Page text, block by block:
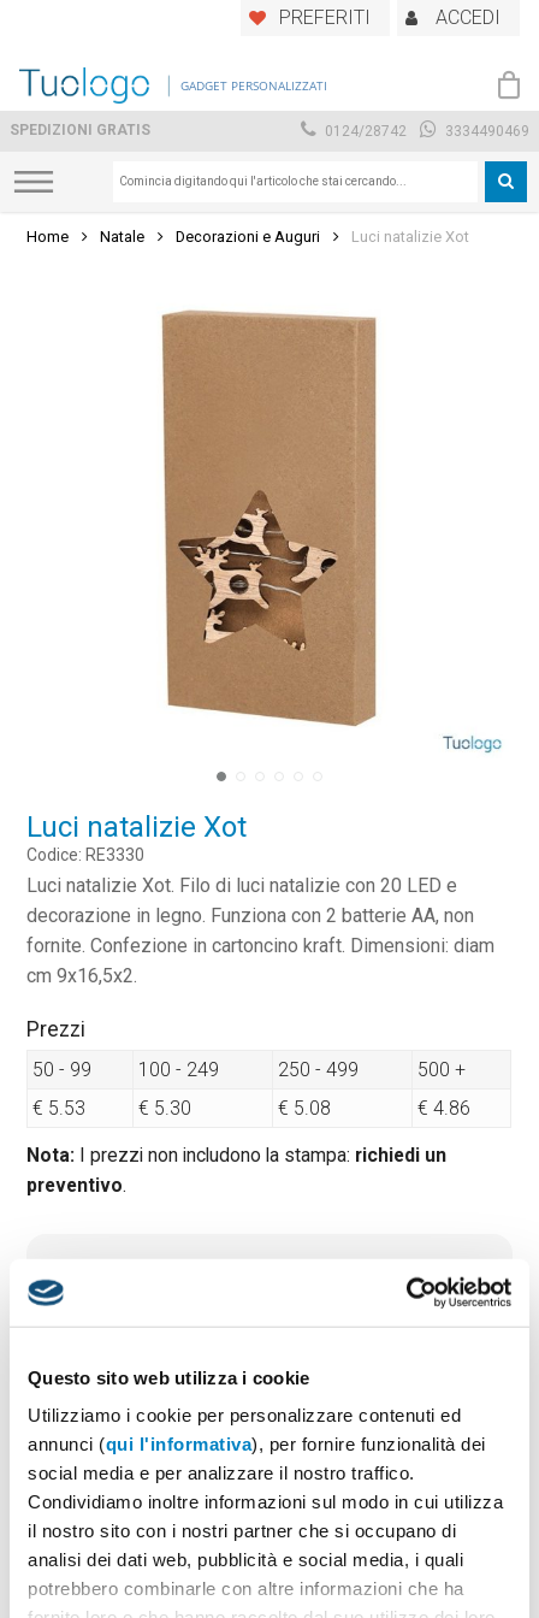
Questo sito web utilizza i cookie
Utilizziamo i cookie per personalizzare contenuti ed
annunci (qui l'informativa), per fornire funzionalità dei
social media e per analizzare il nostro traffico.
Condividiamo inoltre informazioni sul modo in cui utilizza
il nostro sito con i nostri partner che si occupano di
analisi dei dati web, pubblicità e social media, i quali
potrebbero combinarle con altre informazioni che ha
main
PREFERITI ACCEDI
GADGET PERSONALIZZATI
SPEDIZIONI GRATIS 0124/28742 3334490469
Home Natale Decorazioni e Auguri Luci natalizie Xot
Luci natalizie Xot
Codice: RE3330
Luci natalizie Xot. Filo di luci natalizie con 20 LED e
decorazione in legno. Funziona con 2 batterie AA, non
fornite. Confezione in cartoncino kraft. Dimensioni: diam
cm 9x16,5x2.
Prezzi
50 - 99 100 - 249 250 - 499
500 +
€ 5.53
€ 5.30 € 5.08 € 4.86
Nota: I prezzi non includono la stampa: richiedi un
preventivo.
Tempi di consegna standard:
10 gg lavorativi
Materiale:Legno
PREVENTIVO & BOZZA GRATUITA
Potrai indicare successivamente la suddivisione per
taglie e colore
1 Seleziona il colore: